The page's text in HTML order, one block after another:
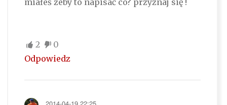
miałeś żeby to napisać co? przyznaj się !
2
0
Odpowiedz